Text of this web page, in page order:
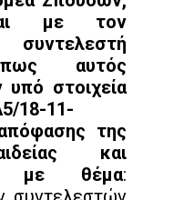
με τον
αυτός
στοιχεία
18-11-
της
και
με θέμα: